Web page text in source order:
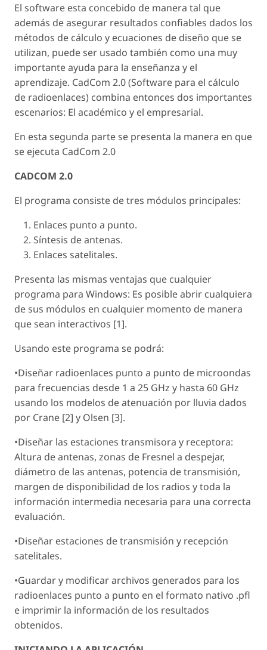
El software esta concebido de manera tal que
además de asegurar resultados confiables dados los
métodos de cálculo y ecuaciones de diseño que se
utilizan, puede ser usado también como una muy
importante ayuda para la enseñanza y el
aprendizaje. CadCom 2.0 (Software para el cálculo
de radioenlaces) combina entonces dos importantes
escenarios: El académico y el empresarial.
En esta segunda parte se presenta la manera en que
se ejecuta CadCom 2.0
CADCOM 2.0
El programa consiste de tres módulos principales:
Enlaces punto a punto.
Síntesis de antenas.
Enlaces satelitales.
Presenta las mismas ventajas que cualquier
programa para Windows: Es posible abrir cualquiera
de sus módulos en cualquier momento de manera
que sean interactivos [1].
Usando este programa se podrá:
•Diseñar radioenlaces punto a punto de microondas
para frecuencias desde 1 a 25 GHz y hasta 60 GHz
usando los modelos de atenuación por lluvia dados
por Crane [2] y Olsen [3].
•Diseñar las estaciones transmisora y receptora:
Altura de antenas, zonas de Fresnel a despejar,
diámetro de las antenas, potencia de transmisión,
margen de disponibilidad de los radios y toda la
información intermedia necesaria para una correcta
evaluación.
•Diseñar estaciones de transmisión y recepción
satelitales.
•Guardar y modificar archivos generados para los
radioenlaces punto a punto en el formato nativo .pfl
e imprimir la información de los resultados
obtenidos.